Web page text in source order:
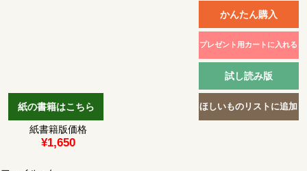
紙書籍版価格
¥1,650